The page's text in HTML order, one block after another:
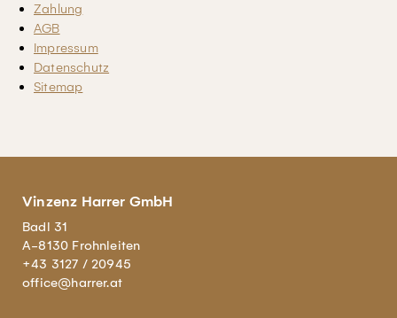
Zahlung
AGB
Impressum
Datenschutz
Sitemap
Vinzenz Harrer GmbH
Badl 31
A-8130 Frohnleiten
+43 3127 / 20945
office@harrer.at